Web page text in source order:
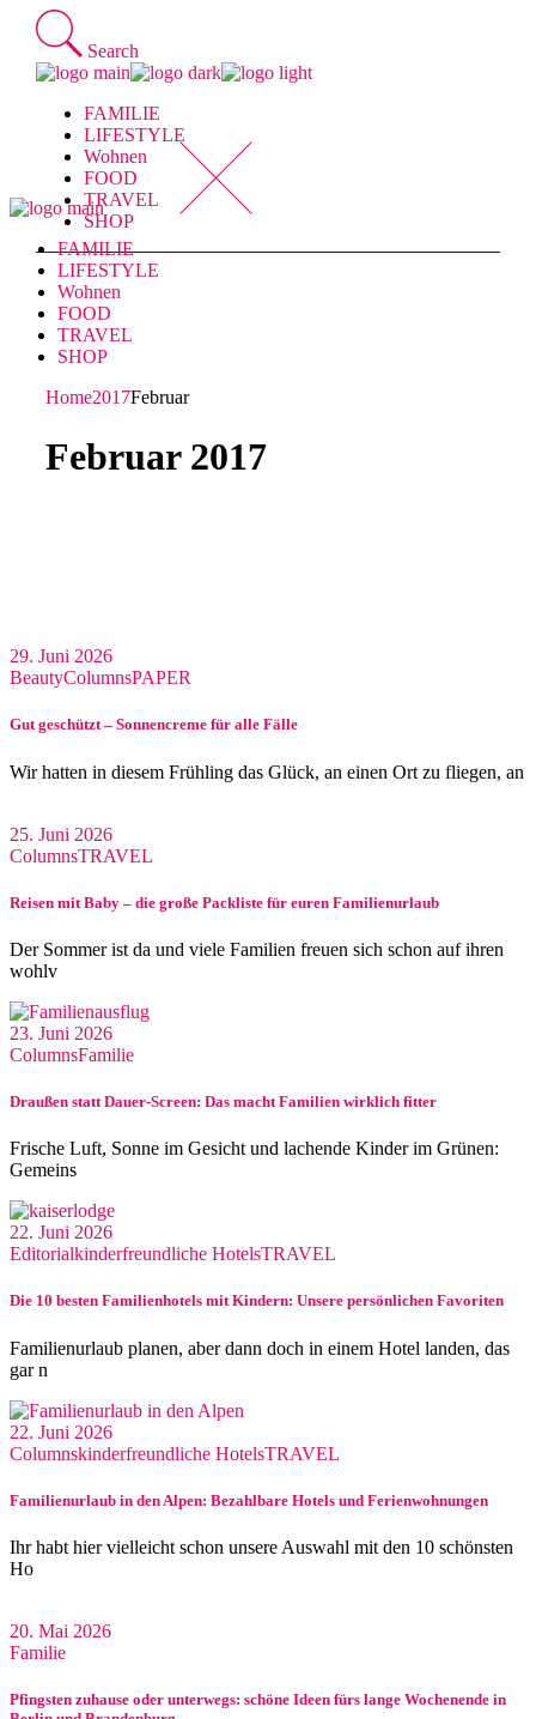
Skip
content
Search
FAMILIE
LIFESTYLE
Wohnen
FOOD
TRAVEL
SHOP
FAMILIE
LIFESTYLE
Wohnen
FOOD
TRAVEL
SHOP
Home2017Februar
Februar 2017
29. Juni 2026
BeautyColumnsPAPER
Gut geschützt – Sonnencreme für alle Fälle
Wir hatten in diesem Frühling das Glück, an einen Ort zu fliegen, an
25. Juni 2026
ColumnsTRAVEL
Reisen mit Baby – die große Packliste für euren Familienurlaub
Der Sommer ist da und viele Familien freuen sich schon auf ihren
wohlv
23. Juni 2026
ColumnsFamilie
Draußen statt Dauer-Screen: Das macht Familien wirklich fitter
Frische Luft, Sonne im Gesicht und lachende Kinder im Grünen:
Gemeins
22. Juni 2026
Editorialkinderfreundliche HotelsTRAVEL
Die 10 besten Familienhotels mit Kindern: Unsere persönlichen Favoriten
Familienurlaub planen, aber dann doch in einem Hotel landen, das
gar n
22. Juni 2026
Columnskinderfreundliche HotelsTRAVEL
Familienurlaub in den Alpen: Bezahlbare Hotels und Ferienwohnungen
Ihr habt hier vielleicht schon unsere Auswahl mit den 10 schönsten
Ho
20. Mai 2026
Familie
Pfingsten zuhause oder unterwegs: schöne Ideen fürs lange Wochenende in